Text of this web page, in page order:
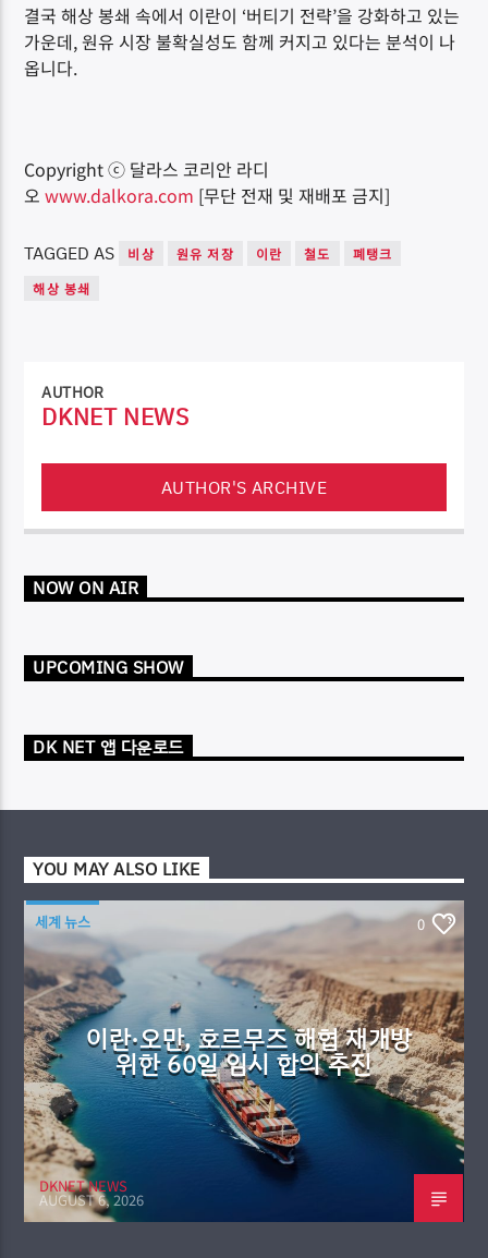
결국 해상 봉쇄 속에서 이란이 ‘버티기 전략’을 강화하고 있는
가운데, 원유 시장 불확실성도 함께 커지고 있다는 분석이 나
옵니다.
Copyright ⓒ 달라스 코리안 라디
오www.dalkora.com [무단 전재 및 재배포 금지]
TAGGED AS 비상 원유 저장 이란 철도
폐탱크
해상 봉쇄
AUTHOR
DKNET NEWS
AUTHOR'S ARCHIVE
NOW ON AIR
UPCOMING SHOW
DK NET 앱 다운로드
YOU MAY ALSO LIKE
세계 뉴스 0
이란·오만, 호르무즈 해협 재개방
위한 60일 임시 합의 추진
DKNET NEWS
AUGUST 6, 2026